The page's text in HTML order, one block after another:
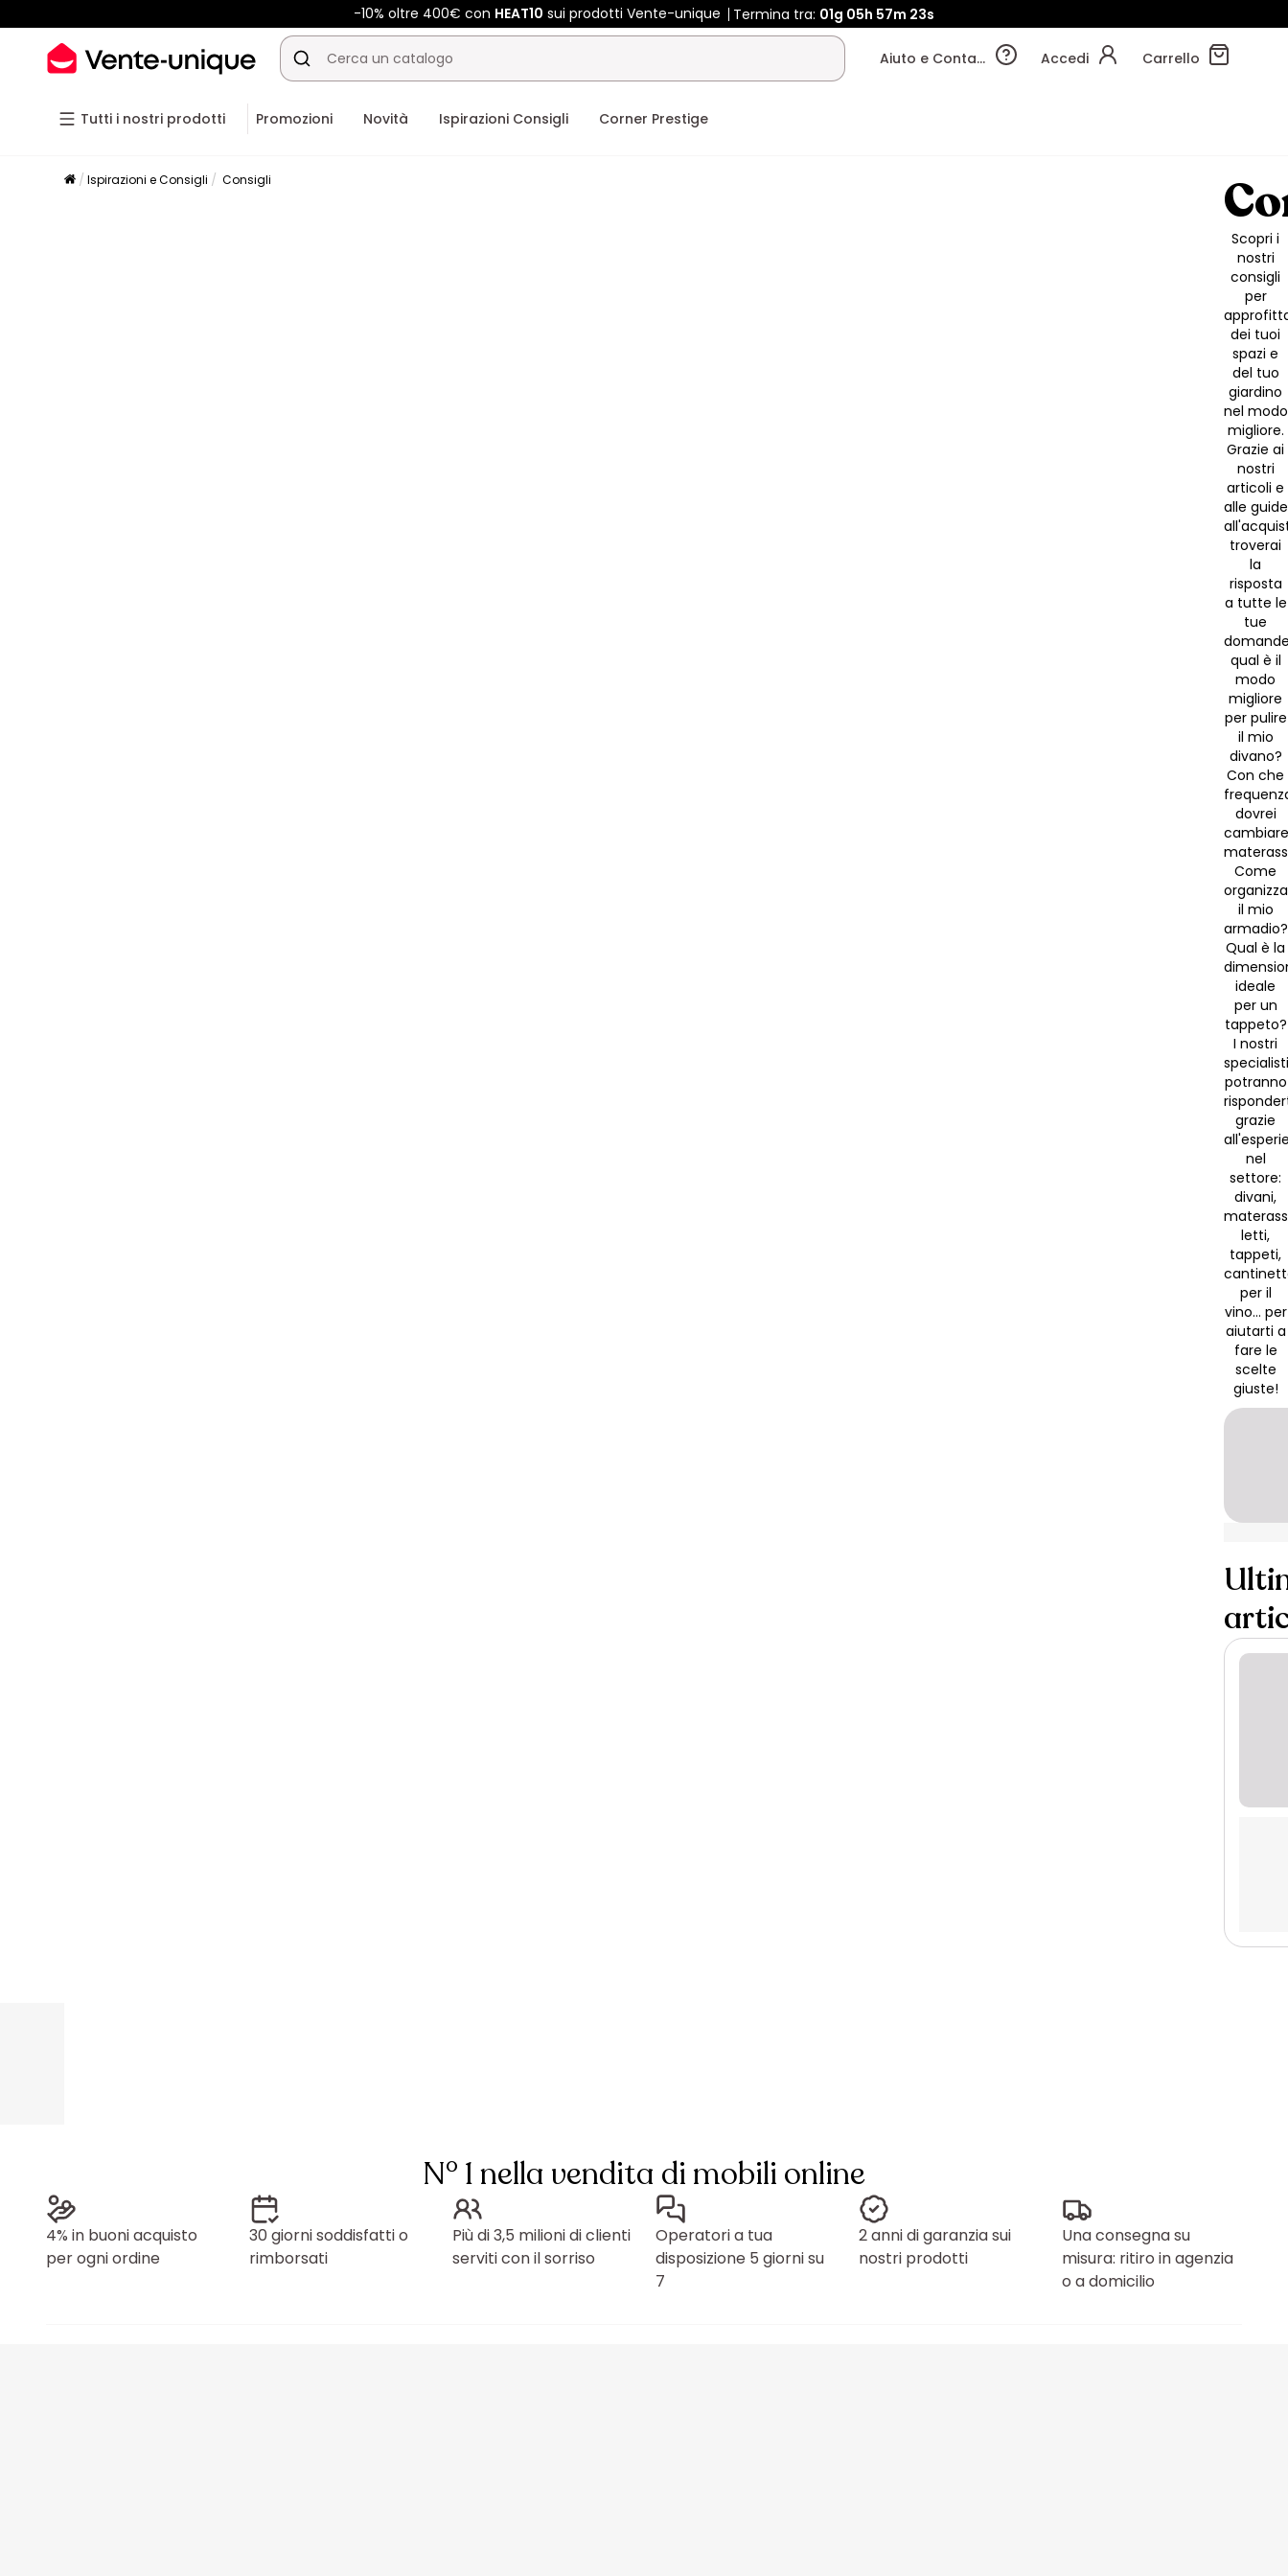
-10% oltre 400€ conHEAT10 sui prodotti Vente-unique Termina tra:01g 05h 57m 21s
Aiuto e Contatti Accedi Carrello
Tutti i nostri prodotti Promozioni Novità Ispirazioni Consigli Corner Prestige
Ispirazioni e Consigli Consigli
Scopri i
nostri
consigli
per
dei tuoi
spazi e
del tuo
giardino
nel modo
migliore.
Grazie ai
nostri
articoli e
alle guide
troverai
la
risposta
a tutte le
tue
qual è il
modo
migliore
per pulire
il mio
divano?
Con che
dovrei
cambiare
Come
il mio
armadio?
Qual è la
ideale
per un
tappeto?
I nostri
specialisti
potranno
grazie
nel
settore:
divani,
letti,
tappeti,
per il
vino… per
aiutarti a
fare le
scelte
giuste!
N° 1 nella vendita di mobili online
4% in buoni acquisto
per ogni ordine
30 giorni soddisfatti o
rimborsati
Più di 3,5 milioni di clienti
serviti con il sorriso
Operatori a tua
disposizione 5 giorni su
7
2 anni di garanzia sui
nostri prodotti
Una consegna su
misura: ritiro in agenzia
o a domicilio